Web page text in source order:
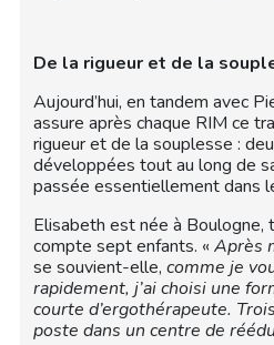
De la rigueur et de la
Aujourd’hui, en tandem avec
assure après chaque RIM ce
rigueur et de la souplesse :
développées tout au long de
passée essentiellement dans
Elisabeth est née à Boulogne,
compte sept enfants. « Après
se souvient-elle, comme je
rapidement, j’ai choisi une
courte d’ergothérapeute.
poste dans un centre de